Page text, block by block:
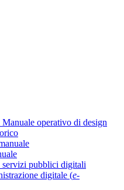
operativo di design
servizi pubblici digitali
digitale (e-